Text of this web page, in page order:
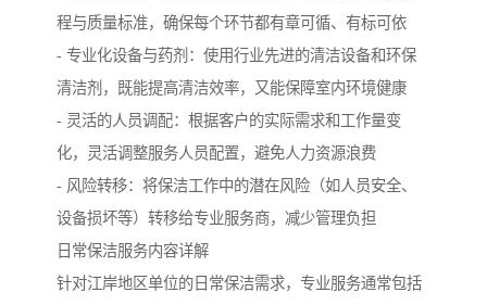
程与质量标准，确保每个环节都有章可循、有标可依
- 专业化设备与药剂：使用行业先进的清洁设备和环保
清洁剂，既能提高清洁效率，又能保障室内环境健康
- 灵活的人员调配：根据客户的实际需求和工作量变
化，灵活调整服务人员配置，避免人力资源浪费
- 风险转移：将保洁工作中的潜在风险（如人员安全、
设备损坏等）转移给专业服务商，减少管理负担
日常保洁服务内容详解
针对江岸地区单位的日常保洁需求，专业服务通常包括